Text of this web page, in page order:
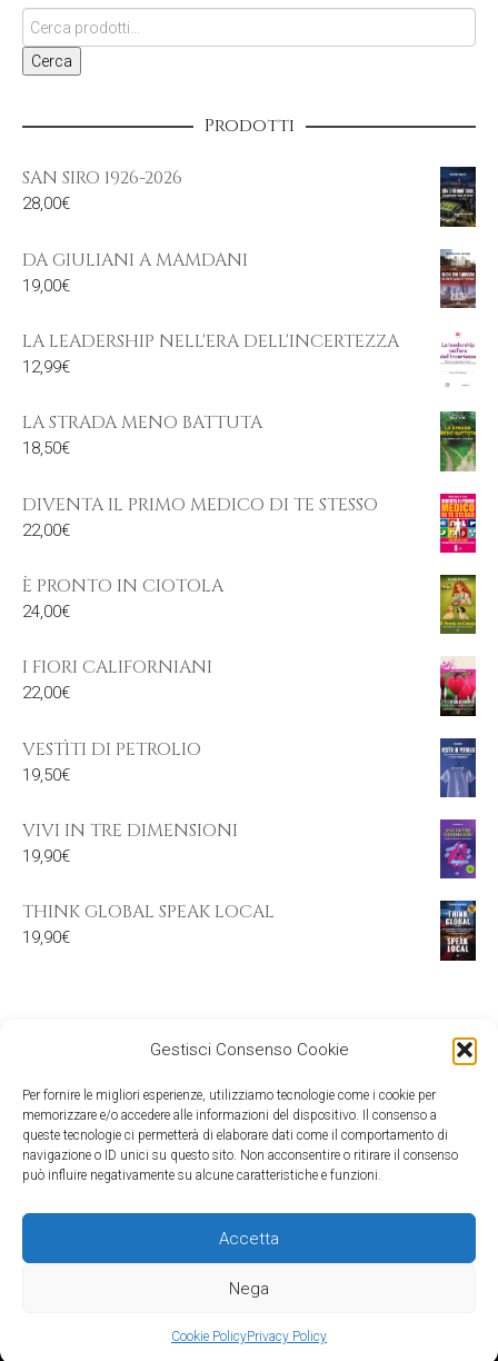
Gestisci Consenso Cookie
Per fornire le migliori esperienze, utilizziamo tecnologie come i cookie per
memorizzare e/o accedere alle informazioni del dispositivo. Il consenso a
queste tecnologie ci permetterà di elaborare dati come il comportamento di
navigazione o ID unici su questo sito. Non acconsentire o ritirare il consenso
può influire negativamente su alcune caratteristiche e funzioni.
Accetta
Nega
Cookie PolicyPrivacy Policy
Cerca
Prodotti
SAN SIRO 1926-2026
28,00€
DA GIULIANI A MAMDANI
19,00€
LA LEADERSHIP NELL'ERA DELL'INCERTEZZA
12,99€
LA STRADA MENO BATTUTA
18,50€
DIVENTA IL PRIMO MEDICO DI TE STESSO
22,00€
È PRONTO IN CIOTOLA
24,00€
I FIORI CALIFORNIANI
22,00€
VESTÌTI DI PETROLIO
19,50€
VIVI IN TRE DIMENSIONI
19,90€
THINK GLOBAL SPEAK LOCAL
19,90€
Milano - C.F. e P.IVA: 09524360154